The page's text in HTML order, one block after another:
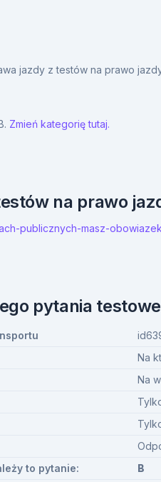
jazdy z testów na prawo
Zmień kategorię tutaj.
na prawo
publicznych-masz-
pytania
Na
Na
to pytanie:
B